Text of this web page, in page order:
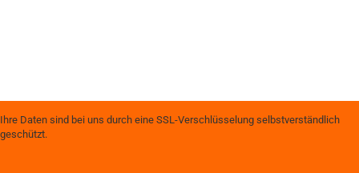
Ihre Daten sind bei uns durch eine SSL-Verschlüsselung selbstverständlich
geschützt.